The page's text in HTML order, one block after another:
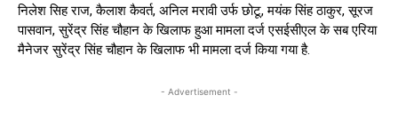
निलेश सिह राज, कैलाश कैवर्त, अनिल मरावी उर्फ छोटू, मयंक सिंह ठाकुर, सूरज
पासवान, सुरेंद्र सिंह चौहान के खिलाफ हुआ मामला दर्ज एसईसीएल के सब एरिया
मैनेजर सुरेंद्र सिंह चौहान के खिलाफ भी मामला दर्ज किया गया है.
- Advertisement -